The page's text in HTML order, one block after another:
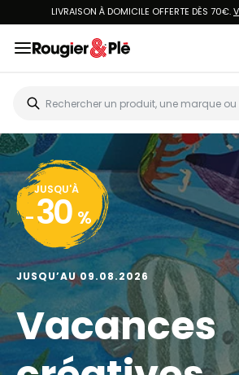
LIVRAISON À DOMICILE OFFERTE DÈS 70€.
JUSQU'À
- 30 %
JUSQU’AU 09.08.2026
Vacances